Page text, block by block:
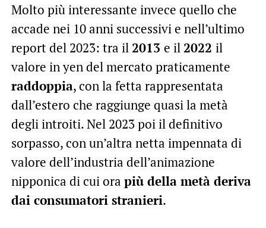
Molto più interessante invece quello che
accade nei 10 anni successivi e nell’ultimo
report del 2023: tra il2013 e il2022 il
valore in yen del mercato praticamente
raddoppia, con la fetta rappresentata
dall’estero che raggiunge quasi la metà
degli introiti. Nel 2023 poi il definitivo
sorpasso, con un’altra netta impennata di
valore dell’industria dell’animazione
nipponica di cui ora più della metà deriva
dai consumatori stranieri.